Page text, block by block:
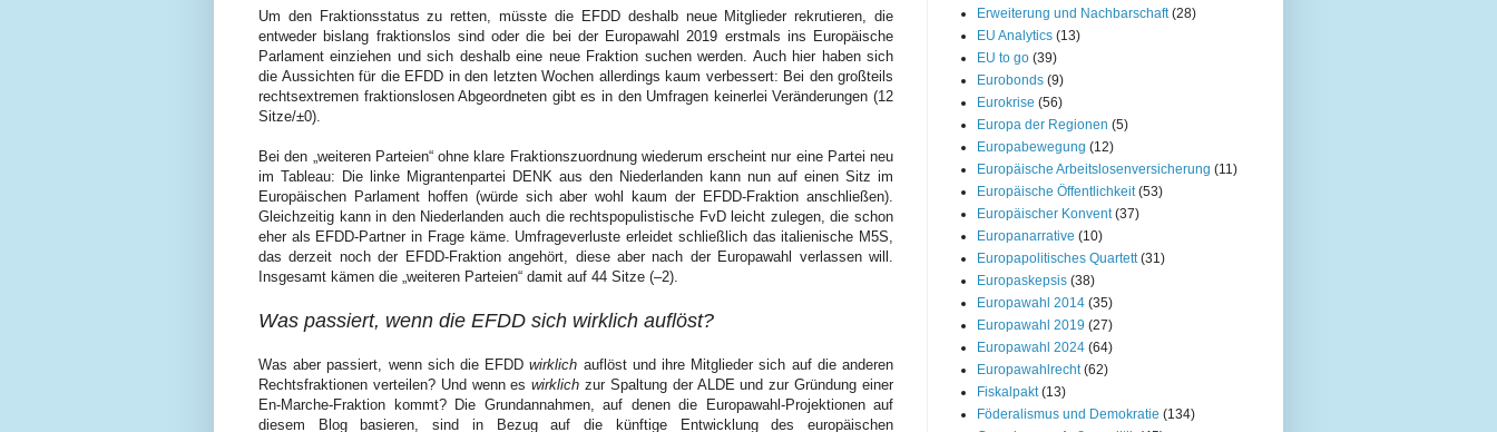
Um den Fraktionsstatus zu retten, müsste die EFDD deshalb neue Mitglieder rekrutieren, die
entweder bislang fraktionslos sind oder die bei der Europawahl 2019 erstmals ins Europäische
Parlament einziehen und sich deshalb eine neue Fraktion suchen werden. Auch hier haben sich
die Aussichten für die EFDD in den letzten Wochen allerdings kaum verbessert: Bei den großteils
rechtsextremen fraktionslosen Abgeordneten gibt es in den Umfragen keinerlei Veränderungen (12
Sitze/±0).
Bei den „weiteren Parteien“ ohne klare Fraktionszuordnung wiederum erscheint nur eine Partei neu
im Tableau: Die linke Migrantenpartei DENK aus den Niederlanden kann nun auf einen Sitz im
Europäischen Parlament hoffen (würde sich aber wohl kaum der EFDD-Fraktion anschließen).
Gleichzeitig kann in den Niederlanden auch die rechtspopulistische FvD leicht zulegen, die schon
eher als EFDD-Partner in Frage käme. Umfrageverluste erleidet schließlich das italienische M5S,
das derzeit noch der EFDD-Fraktion angehört, diese aber nach der Europawahl verlassen will.
Insgesamt kämen die „weiteren Parteien“ damit auf 44 Sitze (–2).
Was passiert, wenn die EFDD sich wirklich auflöst?
Was aber passiert, wenn sich die EFDDwirklich auflöst und ihre Mitglieder sich auf die anderen
Rechtsfraktionen verteilen? Und wenn eswirklichzur Spaltung der ALDE und zur Gründung einer
En-Marche-Fraktion kommt? Die Grundannahmen, auf denen die Europawahl-Projektionen auf
diesem Blog basieren, sind in Bezug auf die künftige Entwicklung des europäischen
Erweiterung und Nachbarschaft (28)
EU Analytics (13)
EU to go (39)
Eurobonds (9)
Eurokrise (56)
Europa der Regionen (5)
Europabewegung (12)
Europäische Arbeitslosenversicherung (11)
Europäische Öffentlichkeit (53)
Europäischer Konvent (37)
Europanarrative (10)
Europapolitisches Quartett (31)
Europaskepsis (38)
Europawahl 2014 (35)
Europawahl 2019 (27)
Europawahl 2024 (64)
Europawahlrecht (62)
Fiskalpakt (13)
Föderalismus und Demokratie (134)